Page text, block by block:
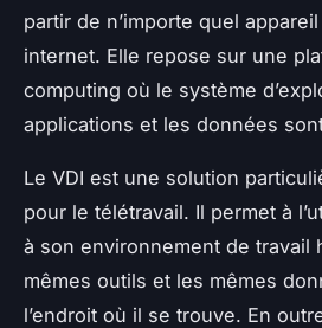
partir de n’importe quel
internet. Elle repose sur une
computing où le système
applications et les données
Le VDI est une solution
pour le télétravail. Il permet à
à son environnement de travail
mêmes outils et les mêmes
l’endroit où il se trouve. En